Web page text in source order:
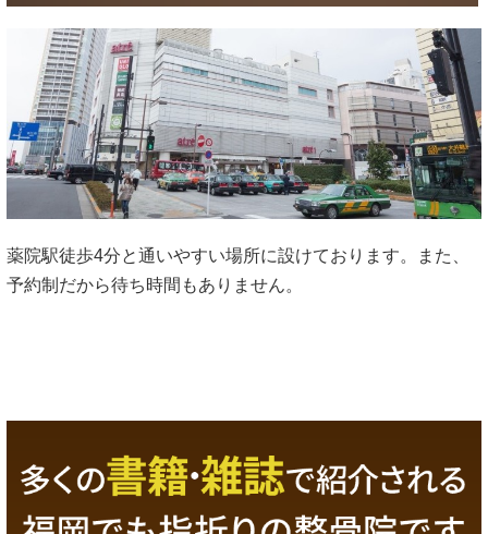
薬院駅徒歩4分と通いやすい場所に設けております。また、
予約制だから待ち時間もありません。